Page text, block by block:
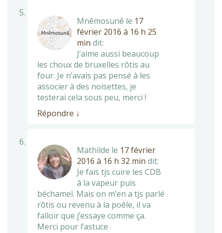
Mnêmosunê le 17
février 2016 à 16 h 25
min dit:
J’aime aussi beaucoup
les choux de bruxelles rôtis au
four. Je n’avais pas pensé à les
associer à des noisettes, je
testerai cela sous peu, merci !
Répondre ↓
Mathilde le 17 février
2016 à 16 h 32 min dit:
Je fais tjs cuire les CDB
à la vapeur puis
béchamel. Mais on m’en a tjs parlé
rôtis ou revenu à la poêle, il va
falloir que j’essaye comme ça.
Merci pour l’astuce